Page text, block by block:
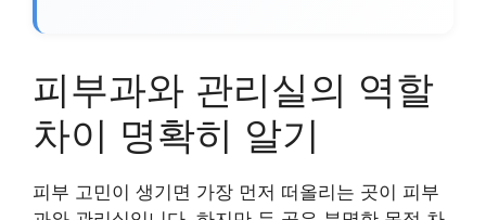
피부과와 관리실의 역할
차이 명확히 알기
피부 고민이 생기면 가장 먼저 떠올리는 곳이 피부